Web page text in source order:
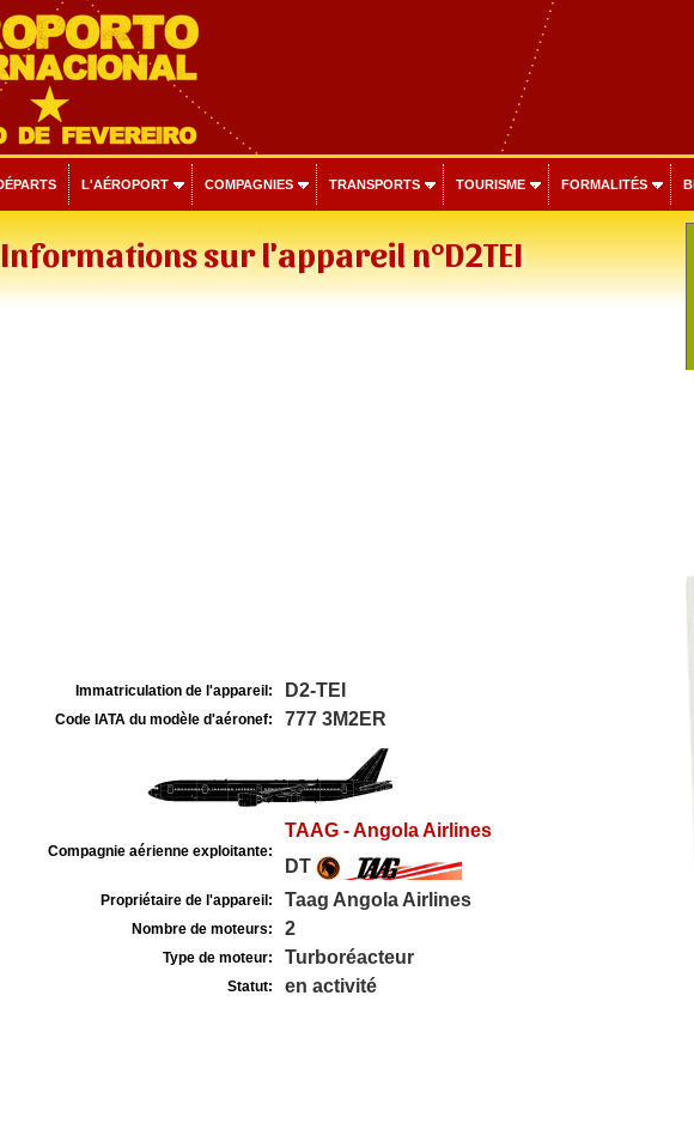
L'AÉROPORT COMPAGNIES TRANSPORTS TOURISME FORMALITÉS
Informations sur l'appareil n°D2TEI
Immatriculation de l'appareil: D2-TEI
Code IATA du modèle d'aéronef: 777 3M2ER
Compagnie aérienne exploitante:
TAAG - Angola Airlines
DT
Propriétaire de l'appareil: Taag Angola Airlines
Nombre de moteurs: 2
Type de moteur: Turboréacteur
Statut: en activité